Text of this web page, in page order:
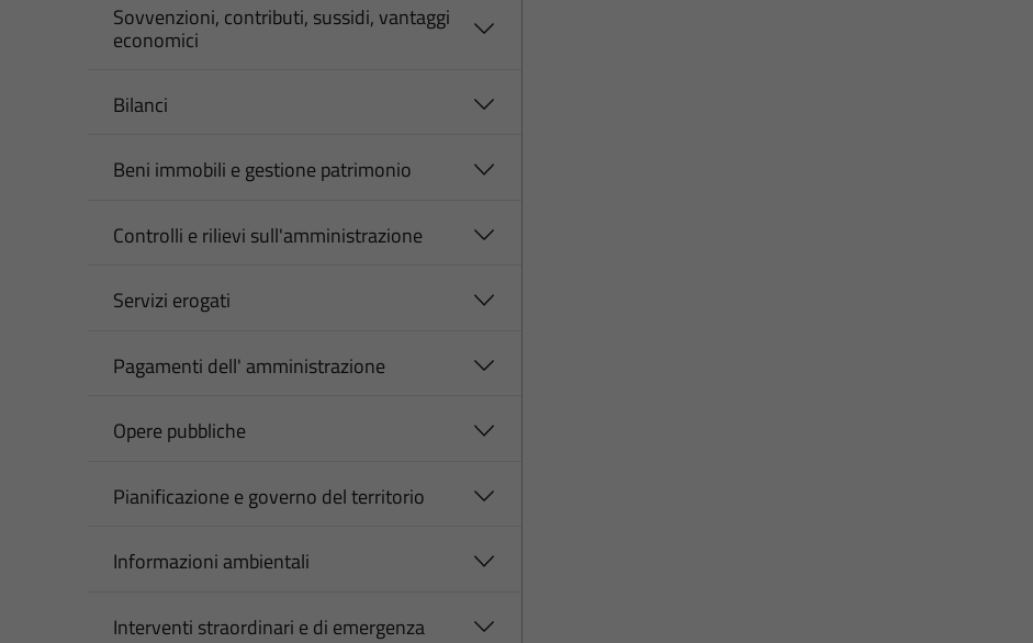
Sovvenzioni, contributi, sussidi, vantaggi
economici
Bilanci
Beni immobili e gestione patrimonio
Controlli e rilievi sull'amministrazione
Servizi erogati
Pagamenti dell' amministrazione
Opere pubbliche
Pianificazione e governo del territorio
Informazioni ambientali
Interventi straordinari e di emergenza